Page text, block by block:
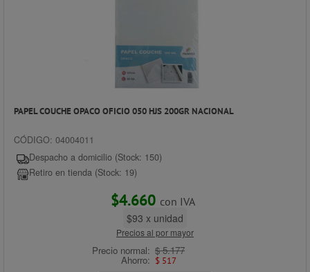
PAPEL COUCHE OPACO OFICIO 050 HJS 200GR NACIONAL
CÓDIGO: 04004011
Despacho a domicilio (Stock: 150)
Retiro en tienda (Stock: 19)
$4.660 con IVA
$93 x unidad
Precios al por mayor
Precio normal: $ 5.177
Ahorro: $ 517